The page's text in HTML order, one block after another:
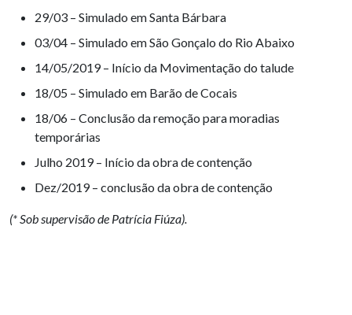
29/03 – Simulado em Santa Bárbara
03/04 – Simulado em São Gonçalo do Rio Abaixo
14/05/2019 – Início da Movimentação do talude
18/05 – Simulado em Barão de Cocais
18/06 – Conclusão da remoção para moradias
temporárias
Julho 2019 – Início da obra de contenção
Dez/2019 – conclusão da obra de contenção
(* Sob supervisão de Patrícia Fiúza).